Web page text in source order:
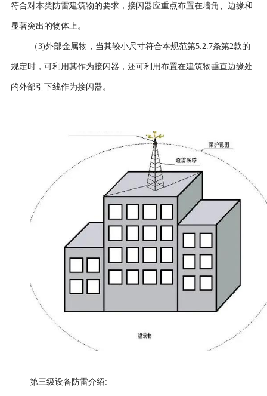
符合对本类防雷建筑物的要求，接闪器应重点布置在墙角、边缘和
显著突出的物体上。
（3)外部金属物，当其较小尺寸符合本规范第5.2.7条第2款的
规定时，可利用其作为接闪器，还可利用布置在建筑物垂直边缘处
的外部引下线作为接闪器。
第三级设备防雷介绍: